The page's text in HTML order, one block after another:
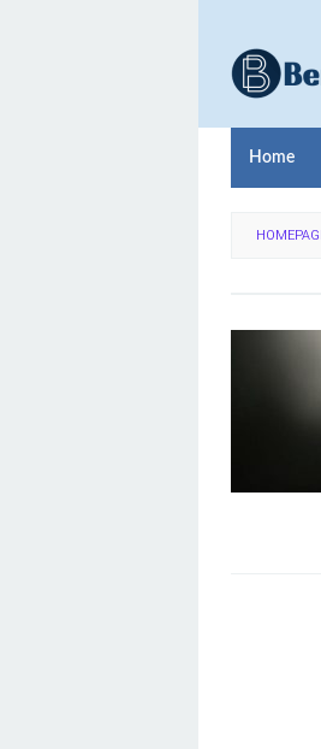
konten
Home